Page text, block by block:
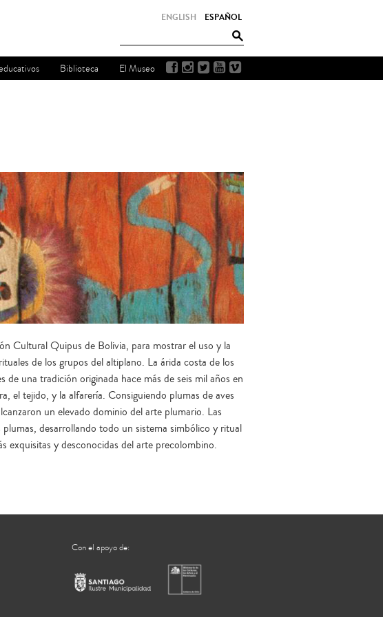
ESPAÑOL
ENGLISH
Biblioteca El Museo
Cultural Quipus de Bolivia, para mostrar el uso y la
de los grupos del altiplano. La árida costa de los
una tradición originada hace más de seis mil años en
el tejido, y la alfarería. Consiguiendo plumas de aves
un elevado dominio del arte plumario. Las
desarrollando todo un sistema simbólico y ritual
exquisitas y desconocidas del arte precolombino.
Con el apoyo de: